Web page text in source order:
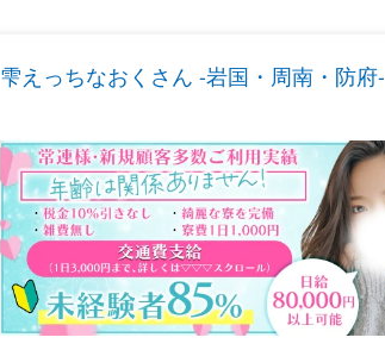
雫えっちなおくさん -岩国・周南・防府-